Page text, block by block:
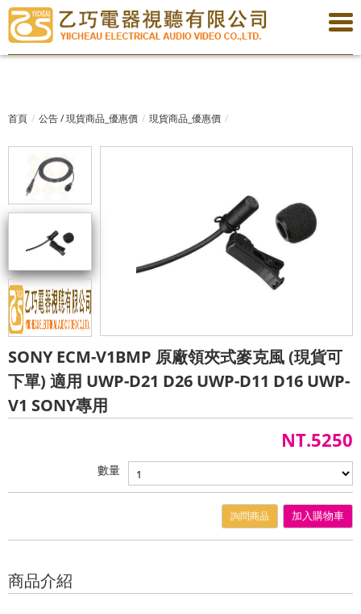
首頁 公告 / 現貨商品_優惠價 現貨商品_優惠價
SONY ECM-V1BMP 原廠領夾式麥克風 (現貨可
下單) 適用 UWP-D21 D26 UWP-D11 D16 UWP-
V1 SONY專用
NT.5250
數量
詢問商品 加入購物車
商品介紹